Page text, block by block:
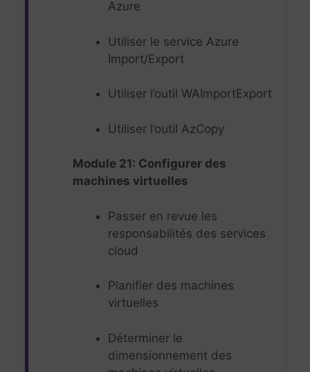
Azure
Utiliser le service Azure
Import/Export
Utiliser l’outil WAImportExport
Utiliser l’outil AzCopy
Module 21: Configurer des
machines virtuelles
Passer en revue les
responsabilités des services
cloud
Planifier des machines
virtuelles
Déterminer le
dimensionnement des